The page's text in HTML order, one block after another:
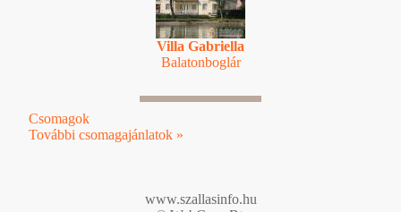
Villa Gabriella
Balatonboglár
Csomagok
További csomagajánlatok »
www.szallasinfo.hu